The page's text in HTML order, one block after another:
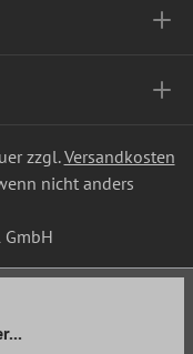
zzgl.Versandkosten
nicht anders